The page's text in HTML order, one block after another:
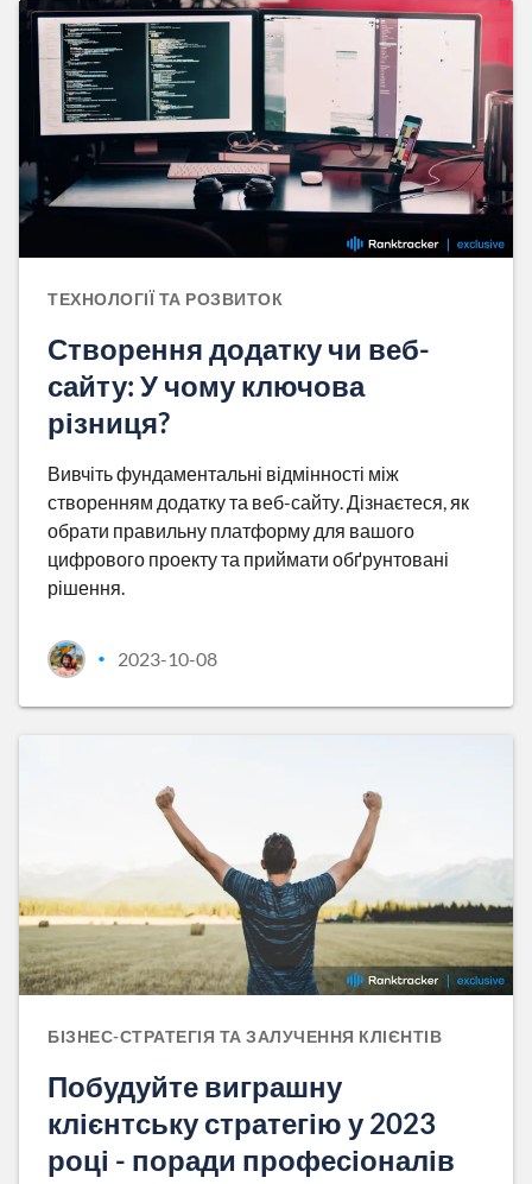
ТЕХНОЛОГІЇ ТА РОЗВИТОК
Створення додатку чи веб-
сайту: У чому ключова
різниця?
Вивчіть фундаментальні відмінності між
створенням додатку та веб-сайту. Дізнаєтеся, як
обрати правильну платформу для вашого
цифрового проекту та приймати обґрунтовані
рішення.
• 2023-10-08
БІЗНЕС-СТРАТЕГІЯ ТА ЗАЛУЧЕННЯ КЛІЄНТІВ
Побудуйте виграшну
клієнтську стратегію у 2023
році - поради професіоналів